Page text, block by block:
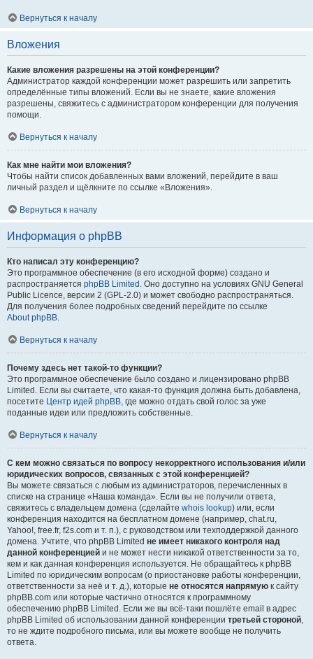
Вернуться к началу
Вложения
Какие вложения разрешены на этой конференции?
Администратор каждой конференции может разрешить или запретить
определённые типы вложений. Если вы не знаете, какие вложения
разрешены, свяжитесь с администратором конференции для получения
помощи.
Вернуться к началу
Как мне найти мои вложения?
Чтобы найти список добавленных вами вложений, перейдите в ваш
личный раздел и щёлкните по ссылке «Вложения».
Вернуться к началу
Информация о phpBB
Кто написал эту конференцию?
Это программное обеспечение (в его исходной форме) создано и
распространяется phpBB Limited . Оно доступно на условиях GNU General
Public Licence, версии 2 (GPL-2.0) и может свободно распространяться.
Для получения более подробных сведений перейдите по ссылке
About phpBB.
Вернуться к началу
Почему здесь нет такой-то функции?
Это программное обеспечение было создано и лицензировано phpBB
Limited. Если вы считаете, что какая-то функция должна быть добавлена,
посетите Центр идей phpBB, где можно отдать свой голос за уже
поданные идеи или предложить собственные.
Вернуться к началу
С кем можно связаться по вопросу некорректного использования и/или
юридических вопросов, связанных с этой конференцией?
Вы можете связаться с любым из администраторов, перечисленных в
списке на странице «Наша команда». Если вы не получили ответа,
свяжитесь с владельцем домена (сделайте whois lookup) или, если
конференция находится на бесплатном домене (например, chat.ru,
Yahoo!, free.fr, f2s.com и т. п.), с руководством или техподдержкой данного
домена. Учтите, что phpBB Limited не имеет никакого контроля над
данной конференцией и не может нести никакой ответственности за то,
кем и как данная конференция используется. Не обращайтесь к phpBB
Limited по юридическим вопросам (о приостановке работы конференции,
ответственности за неё и т. д.), которые не относятся напрямую к сайту
phpBB.com или которые частично относятся к программному
обеспечению phpBB Limited. Если же вы всё-таки пошлёте email в адрес
phpBB Limited об использовании данной конференции третьей стороной,
то не ждите подробного письма, или вы можете вообще не получить
ответа.